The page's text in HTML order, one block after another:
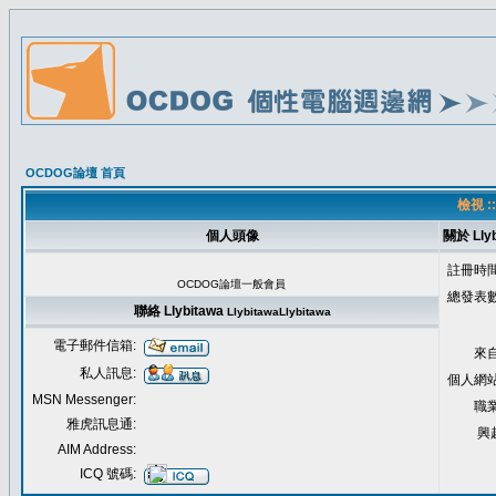
OCDOG論壇 首頁
檢視
個人頭像
關於
OCDOG論壇一般會員
註冊時
總發表
來
個人網
職
興
聯絡 Llybitawa LlybitawaLlybitawa
電子郵件信箱:
私人訊息:
MSN Messenger:
雅虎訊息通:
AIM Address:
ICQ 號碼: